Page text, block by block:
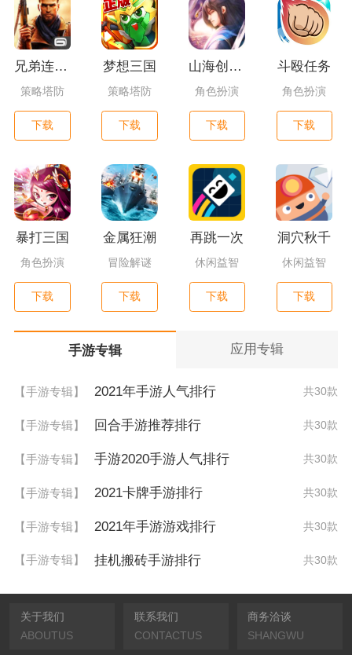
兄弟连3：战争之子
策略塔防
下载
梦想三国
策略塔防
下载
山海创世录一剑天逆
角色扮演
下载
斗殴任务
角色扮演
下载
暴打三国
角色扮演
下载
金属狂潮
冒险解谜
下载
再跳一次
休闲益智
下载
洞穴秋千
休闲益智
下载
手游专辑 应用专辑
【手游专辑】 2021年手游人气排行 共30款
【手游专辑】 回合手游推荐排行 共30款
【手游专辑】 手游2020手游人气排行 共30款
【手游专辑】 2021卡牌手游排行 共30款
【手游专辑】 2021年手游游戏排行 共30款
【手游专辑】 挂机搬砖手游排行 共30款
关于我们
ABOUTUS
联系我们
CONTACTUS
商务洽谈
SHANGWU